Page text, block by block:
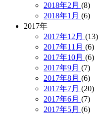
2018年2月 (8)
2018年1月 (6)
2017年
2017年12月 (13)
2017年11月 (6)
2017年10月 (6)
2017年9月 (7)
2017年8月 (6)
2017年7月 (20)
2017年6月 (7)
2017年5月 (6)